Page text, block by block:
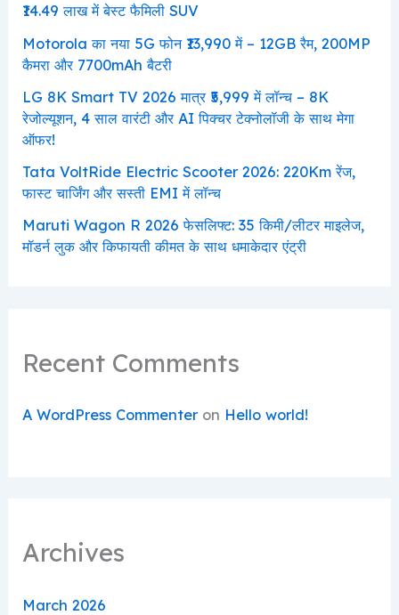
₹14.49 लाख में बेस्ट फैमिली SUV
Motorola का नया 5G फोन ₹13,990 में – 12GB रैम, 200MP
कैमरा और 7700mAh बैटरी
LG 8K Smart TV 2026 मात्र ₹5,999 में लॉन्च – 8K
रेजोल्यूशन, 4 साल वारंटी और AI पिक्चर टेक्नोलॉजी के साथ मेगा
ऑफर!
Tata VoltRide Electric Scooter 2026: 220Km रेंज,
फास्ट चार्जिंग और सस्ती EMI में लॉन्च
Maruti Wagon R 2026 फेसलिफ्ट: 35 किमी/लीटर माइलेज,
मॉडर्न लुक और किफायती कीमत के साथ धमाकेदार एंट्री
Recent Comments
A WordPress Commenteron Hello world!
Archives
March 2026